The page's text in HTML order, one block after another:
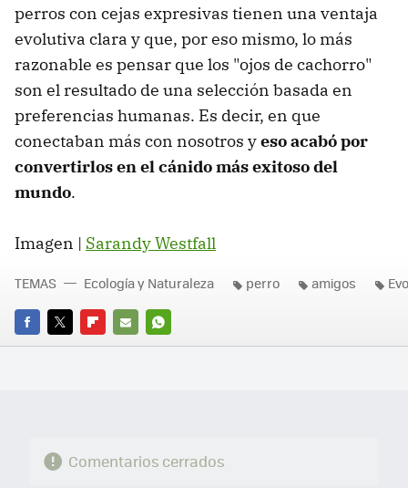
perros con cejas expresivas tienen una ventaja
evolutiva clara y que, por eso mismo, lo más
razonable es pensar que los "ojos de cachorro"
son el resultado de una selección basada en
preferencias humanas. Es decir, en que
conectaban más con nosotros yeso acabó por
convertirlos en el cánido más exitoso del
mundo.
Imagen | Sarandy Westfall
FACEBOOK
TWITTERFLIPBOARD
E-
WHATSAPP
TEMAS Ecología y Naturaleza perro amigos
Comentarios cerrados